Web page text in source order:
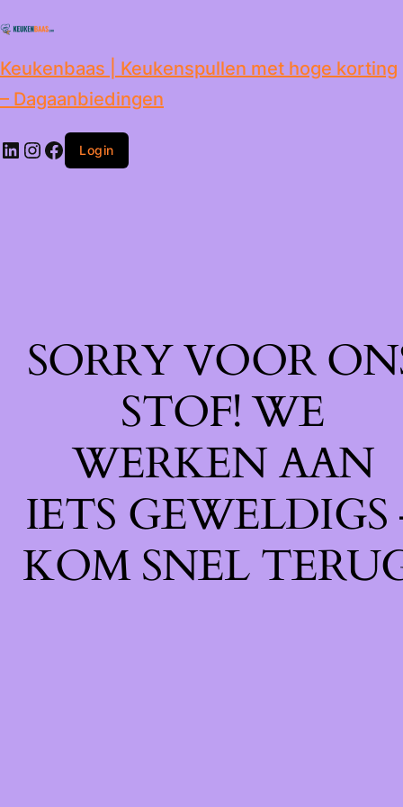
inhoud
Keukenbaas | Keukenspullen met hoge korting
– Dagaanbiedingen
Login
SORRY VOOR
STOF! WE
WERKEN AAN
IETS GEWELDIGS
KOM SNEL